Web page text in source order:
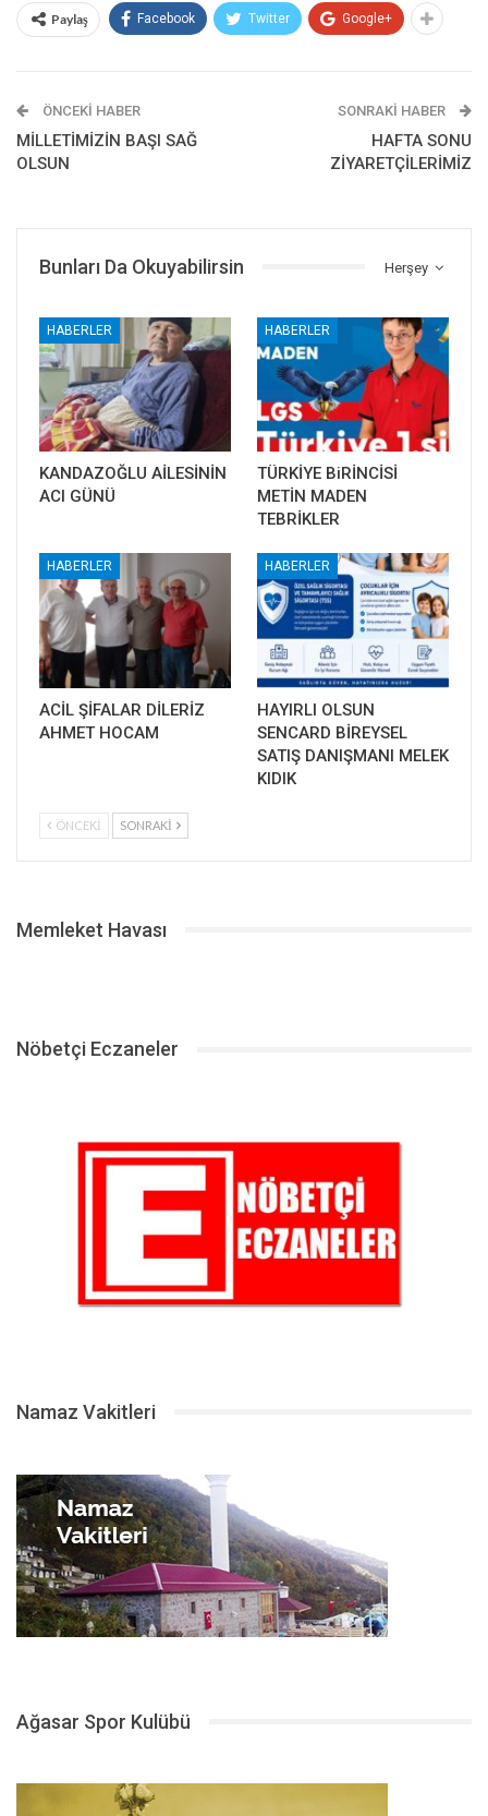
Paylaş Facebook Twitter Google+
ÖNCEKI HABER
MİLLETİMİZİN BAŞI SAĞ
OLSUN
SONRAKI HABER
HAFTA SONU
ZİYARETÇİLERİMİZ
Herşey
Bunları Da Okuyabilirsin
HABERLER
KANDAZOĞLU AİLESİNİN
ACI GÜNÜ
HABERLER
TÜRKİYE BiRİNCİSİ
METİN MADEN
TEBRİKLER
HABERLER
ACİL ŞİFALAR DİLERİZ
AHMET HOCAM
HABERLER
HAYIRLI OLSUN
SENCARD BİREYSEL
SATIŞ DANIŞMANI MELEK
KIDIK
ÖNCEKI SONRAKI
Memleket Havası
Nöbetçi Eczaneler
Namaz Vakitleri
Ağasar Spor Kulübü